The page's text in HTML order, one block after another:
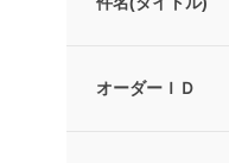
オーダーＩＤ